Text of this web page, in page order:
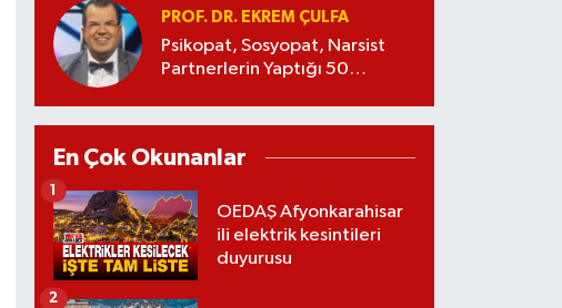
PROF. DR. EKREM ÇULFA
Psikopat, Sosyopat, Narsist
Partnerlerin Yaptığı 50
En Çok Okunanlar
OEDAŞ Afyonkarahisar
ili elektrik kesintileri
duyurusu
1
2